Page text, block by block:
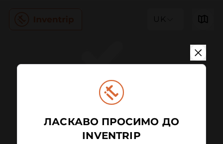
UK
ЛАСКАВО ПРОСИМО ДО
INVENTRIP